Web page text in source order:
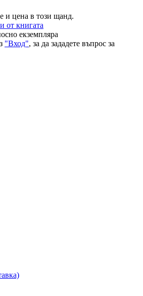
и цена в този щанд.
от книгата
екземпляра
"Вход", за да зададете въпрос за